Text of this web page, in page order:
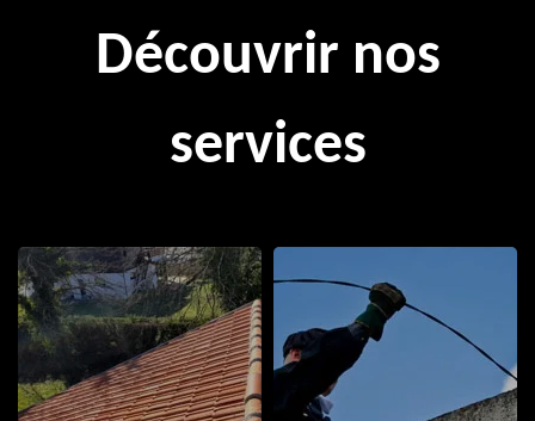
Découvrir nos
services